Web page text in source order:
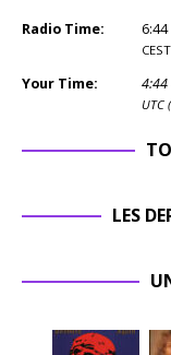
Radio Time: 6:44
Your Time: 4:44
UTC
LES